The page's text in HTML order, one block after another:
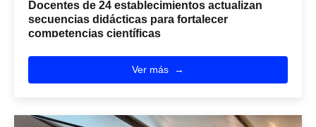
Docentes de 24 establecimientos actualizan
secuencias didácticas para fortalecer
competencias científicas
Ver más